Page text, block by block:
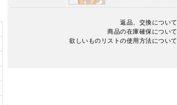
返品、交換について
商品の在庫確保について
欲しいものリストの使用方法について